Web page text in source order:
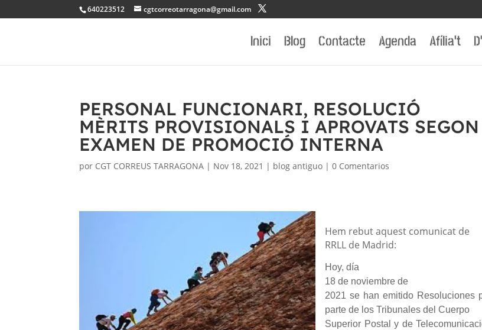
640223512 cgtcorreotarragona@gmail.com
Inici Blog Contacte Agenda Afília’t
PERSONAL FUNCIONARI, RESOLUCIÓ
MÈRITS PROVISIONALS I APROVATS SEGON
EXAMEN DE PROMOCIÓ INTERNA
por CGT CORREUS TARRAGONA | Nov 18, 2021 | blog antiguo |0 Comentarios
Hem rebut aquest comunicat de
RRLL de Madrid:
Hoy, día
18 de noviembre de
2021 se han emitido Resoluciones
parte de los Tribunales del Cuerpo
Superior Postal y de